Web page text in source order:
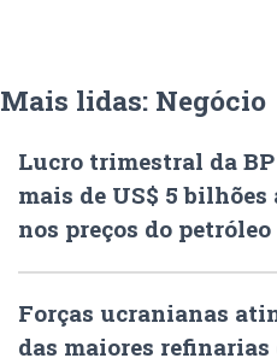
Mais lidas: Negócio
Lucro trimestral da
mais de US$ 5 bilhões
nos preços do petróleo
Forças ucranianas
das maiores refinarias